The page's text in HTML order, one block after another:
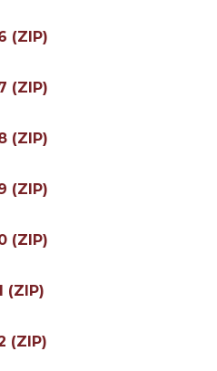
(ZIP)
(ZIP)
(ZIP)
(ZIP)
(ZIP)
(ZIP)
(ZIP)